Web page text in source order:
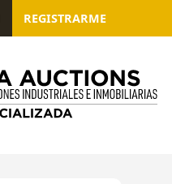
REGISTRARME